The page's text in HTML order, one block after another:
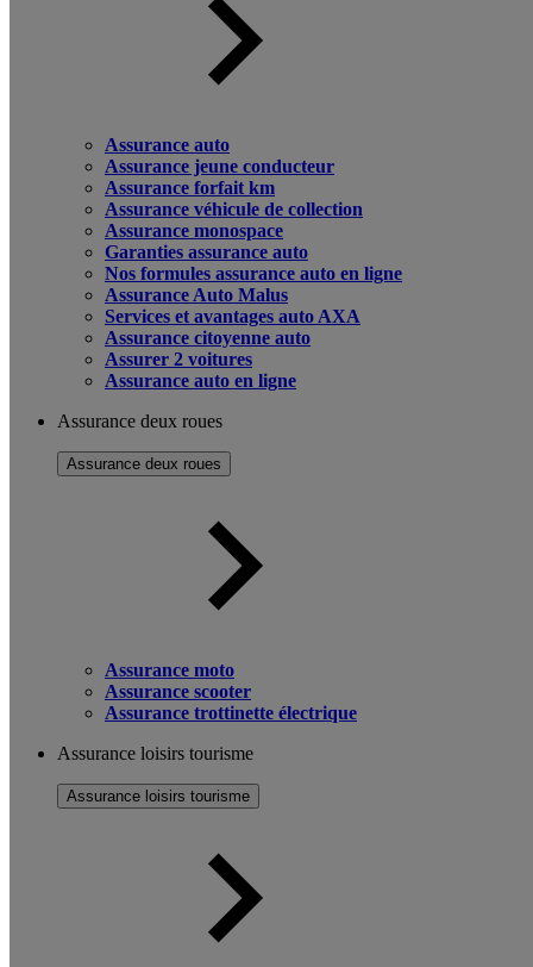
Assurance auto
Assurance jeune conducteur
Assurance forfait km
Assurance véhicule de collection
Assurance monospace
Garanties assurance auto
Nos formules assurance auto en ligne
Assurance Auto Malus
Services et avantages auto AXA
Assurance citoyenne auto
Assurer 2 voitures
Assurance auto en ligne
Assurance deux roues
Assurance deux roues
Assurance moto
Assurance scooter
Assurance trottinette électrique
Assurance loisirs tourisme
Assurance loisirs tourisme